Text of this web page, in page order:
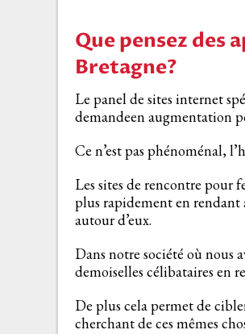
Que pensez des
Bretagne?
Le panel de sites internet
demandeen augmentation
Ce n’est pas phénoménal,
Les sites de rencontre pour
plus rapidement en rendant
autour d’eux.
Dans notre société où nous
demoiselles célibataires en
De plus cela permet de
cherchant de ces mêmes